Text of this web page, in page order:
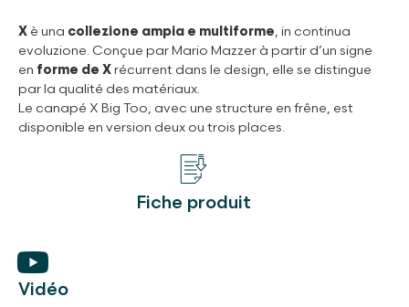
X è una collezione ampia e multiforme, in continua
evoluzione. Conçue par Mario Mazzer à partir d’un signe
en forme de Xrécurrent dans le design, elle se distingue
par la qualité des matériaux.
Le canapé X Big Too, avec une structure en frêne, est
disponible en version deux ou trois places.
Fiche produit
Vidéo